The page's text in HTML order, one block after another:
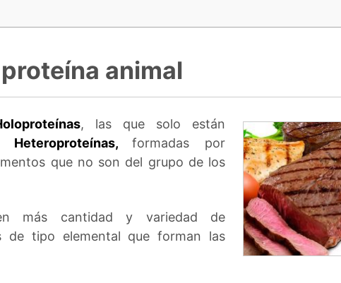
animal
, las que solo están
Heteroproteínas,formadas por
que no son del grupo de los
más cantidad y variedad de
de tipo elemental que forman las